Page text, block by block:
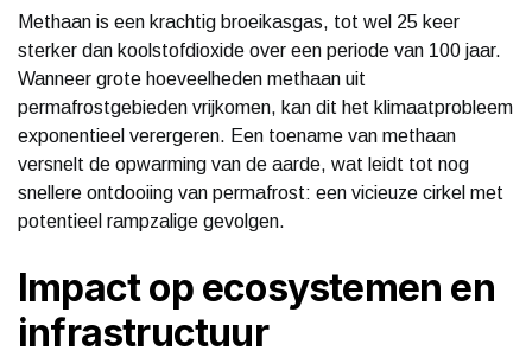
Methaan is een krachtig broeikasgas, tot wel 25 keer
sterker dan koolstofdioxide over een periode van 100 jaar.
Wanneer grote hoeveelheden methaan uit
permafrostgebieden vrijkomen, kan dit het klimaatprobleem
exponentieel verergeren. Een toename van methaan
versnelt de opwarming van de aarde, wat leidt tot nog
snellere ontdooiing van permafrost: een vicieuze cirkel met
potentieel rampzalige gevolgen.
Impact op ecosystemen en
infrastructuur